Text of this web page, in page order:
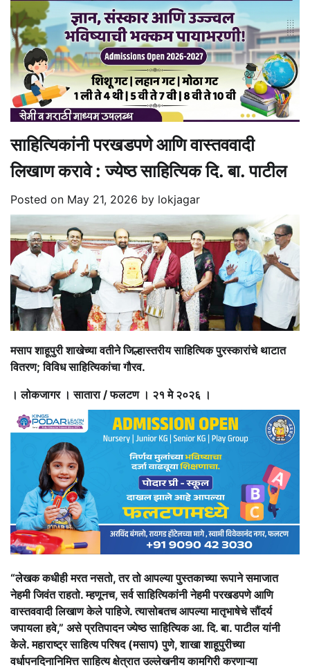
साहित्यिकांनी परखडपणे आणि वास्तववादी
लिखाण करावे : ज्येष्ठ साहित्यिक दि. बा. पाटील
Posted on May 21, 2026 by lokjagar
मसाप शाहूपुरी शाखेच्या वतीने जिल्हास्तरीय साहित्यिक पुरस्कारांचे थाटात
वितरण; विविध साहित्यिकांचा गौरव.
। लोकजागर । सातारा / फलटण । २१ मे २०२६ ।
“लेखक कधीही मरत नसतो, तर तो आपल्या पुस्तकाच्या रूपाने समाजात
नेहमी जिवंत राहतो. म्हणूनच, सर्व साहित्यिकांनी नेहमी परखडपणे आणि
वास्तववादी लिखाण केले पाहिजे. त्यासोबतच आपल्या मातृभाषेचे सौंदर्य
जपायला हवे,” असे प्रतिपादन ज्येष्ठ साहित्यिक आ. दि. बा. पाटील यांनी
केले. महाराष्ट्र साहित्य परिषद (मसाप) पुणे, शाखा शाहूपुरीच्या
वर्धापनदिनानिमित्त साहित्य क्षेत्रात उल्लेखनीय कामगिरी करणाऱ्या